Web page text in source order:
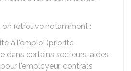
on retrouve notamment :
à l'emploi (priorité
dans certains secteurs, aides
l'employeur, contrats